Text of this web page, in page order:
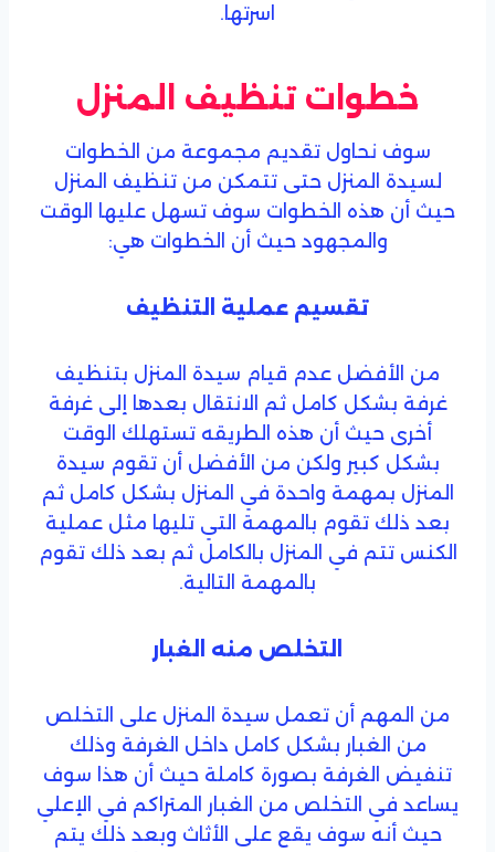
اسرتها.
خطوات تنظيف المنزل
سوف نحاول تقديم مجموعة من الخطوات
لسيدة المنزل حتى تتمكن من تنظيف المنزل
حيث أن هذه الخطوات سوف تسهل عليها الوقت
والمجهود حيث أن الخطوات هي:
تقسيم عملية التنظيف
من الأفضل عدم قيام سيدة المنزل بتنظيف
غرفة بشكل كامل ثم الانتقال بعدها إلى غرفة
أخرى حيث أن هذه الطريقه تستهلك الوقت
بشكل كبير ولكن من الأفضل أن تقوم سيدة
المنزل بمهمة واحدة في المنزل بشكل كامل ثم
بعد ذلك تقوم بالمهمة التي تليها مثل عملية
الكنس تتم في المنزل بالكامل ثم بعد ذلك تقوم
بالمهمة التالية.
التخلص منه الغبار
من المهم أن تعمل سيدة المنزل على التخلص
من الغبار بشكل كامل داخل الغرفة وذلك
تنفيض الغرفة بصورة كاملة حيث أن هذا سوف
يساعد في التخلص من الغبار المتراكم في الإعلي
حيث أنه سوف يقع على الأثاث وبعد ذلك يتم